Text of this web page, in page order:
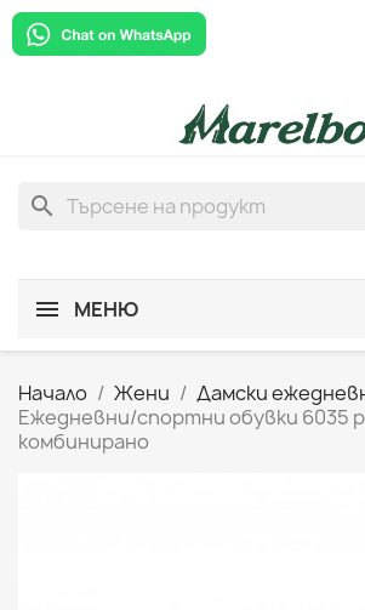
search
МЕНЮ
Начало Жени
Дамски
Ежедневни/спортни обувки 6035
комбинирано